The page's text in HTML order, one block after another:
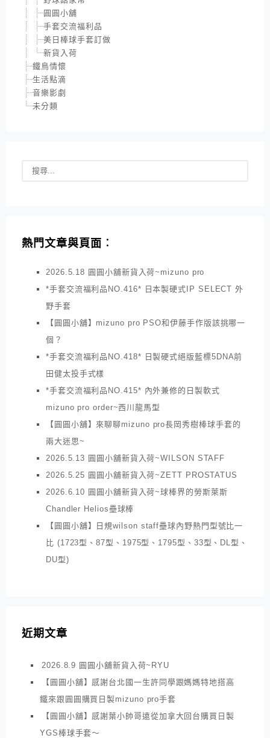
圓圓小舖
手套交流福利品
美日棒球手套訂做
新貨入荷
鐵鳥情懷
生活點滴
音樂影劇
未分類
熱門文章與頁面︰
2026.5.18 圓圓小舖新貨入荷~mizuno pro
*手套交流福利品NO.416* 日本製硬式IP SELECT 外
野手套
【圓圓小舖】mizuno pro PSO和伊藤手作版該挑哪一
個？
*手套交流福利品NO.418* 日製硬式絕版藍標5DNA前
田健太投手式樣
*手套交流福利品NO.415* 內外兼修的日製軟式
mizuno pro order~西川龍馬型
【圓圓小舖】來聊聊mizuno pro長岡秀樹棒球手套的
兩大迷思~
2026.5.13 圓圓小舖新貨入荷~WILSON STAFF
2026.5.25 圓圓小舖新貨入荷~ZETT PROSTATUS
2026.6.10 圓圓小舖新貨入荷~球棒界的勞斯萊斯
Chandler Helios壘球棒
【圓圓小舖】日規wilson staff壘球內野熱門型號比一
比 (1723型、87型、1975型、1795型、33型、DL型、
DU型)
近期文章
2026.8.9 圓圓小舖新貨入荷~RYU
【圓圓小舖】感謝台北國一生許同學跟媽媽特地搭高
鐵來跟圓圓購買日製mizuno pro手套
【圓圓小舖】感謝葉小帥哥遠從加拿大回台購買日製
YGS棒球手套～